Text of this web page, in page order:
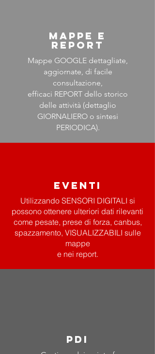
mappe e
report
Mappe GOOGLE dettagliate,
aggiornate, di facile
consultazione,
efficaci REPORT dello storico
delle attività (dettaglio
GIORNALIERO o sintesi
PERIODICA).
eventi
Utilizzando SENSORI DIGITALI si
possono ottenere ulteriori dati rilevanti
come pesate, prese di forza, canbus,
spazzamento, VISUALIZZABILI sulle
mappe
e nei report.
pdi